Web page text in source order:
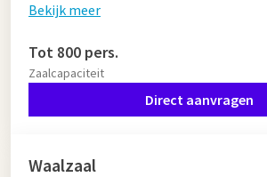
Bekijk meer
Tot 800 pers.
Zaalcapaciteit
Direct aanvragen
Waalzaal